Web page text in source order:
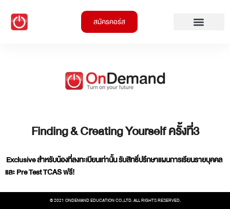
สมัครคอร์ส
Finding & Creating Yourself ครั้งที่3
Exclusive สำหรับน้องที่ลงทะเบียนเท่านั้น รับสิทธิ์ปรึกษาแผนการเรียนรายบุคคล
และ Pre Test TCAS ฟรี!
©️ 2021 ONDEMAND EDUCATION CO.,LTD. ALL RIGHTS RESERVED.